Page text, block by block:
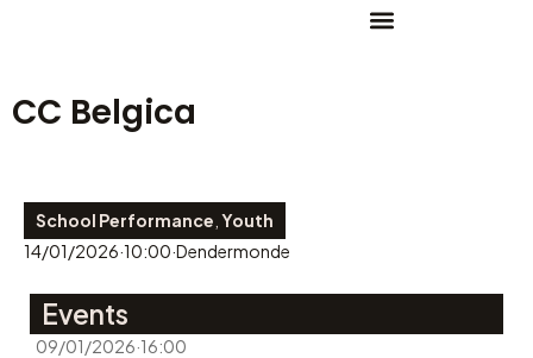
CC Belgica
School Performance Youth
14/01/2026·10:00·Dendermonde
Events
09/01/2026·16:00